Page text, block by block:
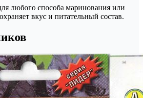
любого способа маринования или
вкус и питательный состав.